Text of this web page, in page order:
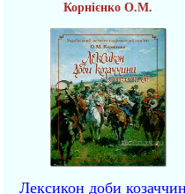
Корнієнко О.М.
Лексикон доби